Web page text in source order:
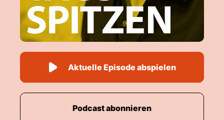
Aktuelle Episode abspielen
Podcast abonnieren